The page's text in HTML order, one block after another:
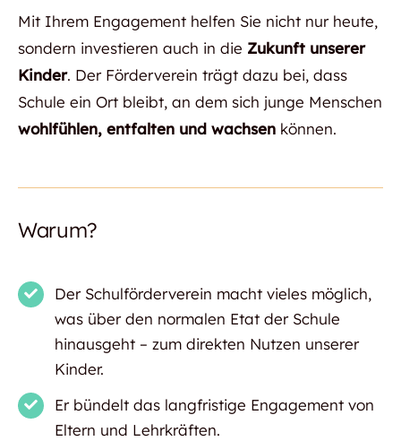
Mit Ihrem Engagement helfen Sie nicht nur heute,
sondern investieren auch in die Zukunft unserer
Kinder. Der Förderverein trägt dazu bei, dass
Schule ein Ort bleibt, an dem sich junge Menschen
wohlfühlen, entfalten und wachsenkönnen.
Warum?
Der Schulförderverein macht vieles möglich,
was über den normalen Etat der Schule
hinausgeht – zum direkten Nutzen unserer
Kinder.
Er bündelt das langfristige Engagement von
Eltern und Lehrkräften.